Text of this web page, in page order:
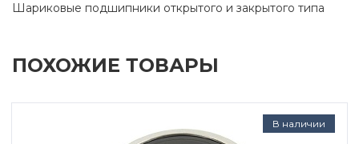
Шариковые подшипники открытого и закрытого типа
ПОХОЖИЕ ТОВАРЫ
В наличии